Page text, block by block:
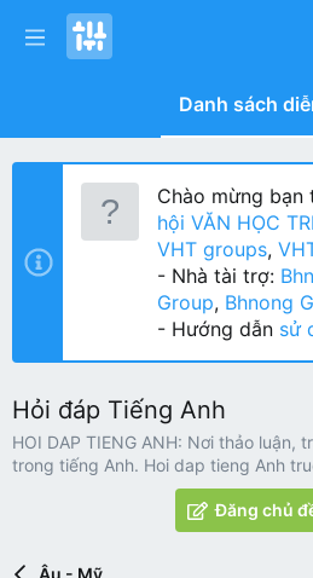
Danh sách
Chào mừng bạn
hội VĂN HỌC
VHT groups,
- Nhà tài trợ:
Group, Bhnong
- Hướng dẫn sử
Hỏi đáp Tiếng Anh
HOI DAP TIENG ANH: Nơi thảo luận,
trong tiếng Anh. Hoi dap tieng Anh
Đăng chủ
Âu - Mỹ